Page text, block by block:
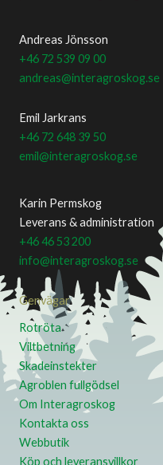
Andreas Jönsson
+46 72 539 09 00
andreas@interagroskog.se
Emil Jarkrans
+46 72 648 39 50
emil@interagroskog.se
Karin Permskog
Leverans & administration
+46 46 53 200
info@interagroskog.se
Genvägar
Rotröta
Viltbetning
Skadeinstekter
Agroblen fullgödsel
Om Interagroskog
Kontakta oss
Webbutik
Köp och leveransvillkor